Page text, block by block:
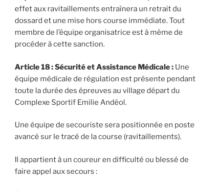
effet aux ravitaillements entraînera un retrait du
dossard et une mise hors course immédiate. Tout
membre de l’équipe organisatrice est à même de
procéder à cette sanction.
Article 18 : Sécurité et Assistance Médicale : Une
équipe médicale de régulation est présente pendant
toute la durée des épreuves au village départ du
Complexe Sportif Emilie Andéol.
Une équipe de secouriste sera positionnée en poste
avancé sur le tracé de la course (ravitaillements).
Il appartient à un coureur en difficulté ou blessé de
faire appel aux secours :